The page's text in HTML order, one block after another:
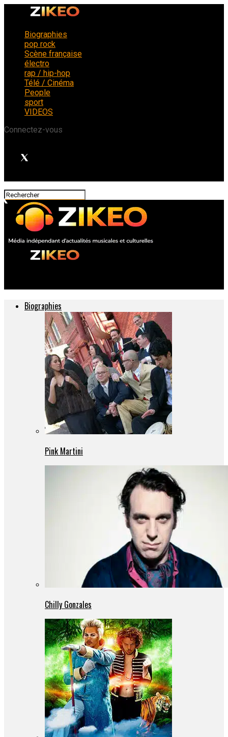
Biographies
pop rock
Scène française
électro
rap / hip-hop
Télé / Cinéma
People
sport
VIDEOS
Connectez-vous
Biographies
Pink Martini
Chilly Gonzales